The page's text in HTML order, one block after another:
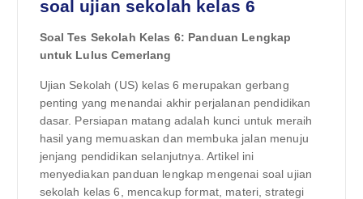
soal ujian sekolah kelas 6
Soal Tes Sekolah Kelas 6: Panduan Lengkap
untuk Lulus Cemerlang
Ujian Sekolah (US) kelas 6 merupakan gerbang
penting yang menandai akhir perjalanan pendidikan
dasar. Persiapan matang adalah kunci untuk meraih
hasil yang memuaskan dan membuka jalan menuju
jenjang pendidikan selanjutnya. Artikel ini
menyediakan panduan lengkap mengenai soal ujian
sekolah kelas 6, mencakup format, materi, strategi